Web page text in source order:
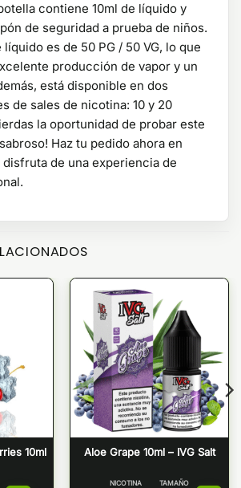
contiene 10ml de líquido y
de seguridad a prueba de niños.
líquido es de 50 PG / 50 VG, lo que
producción de vapor y un
está disponible en dos
de sales de nicotina: 10 y 20
la oportunidad de probar este
Haz tu pedido ahora en
disfruta de una experiencia de
10ml Aloe Grape 10ml – IVG Salt
NICOTINA TAMAÑO